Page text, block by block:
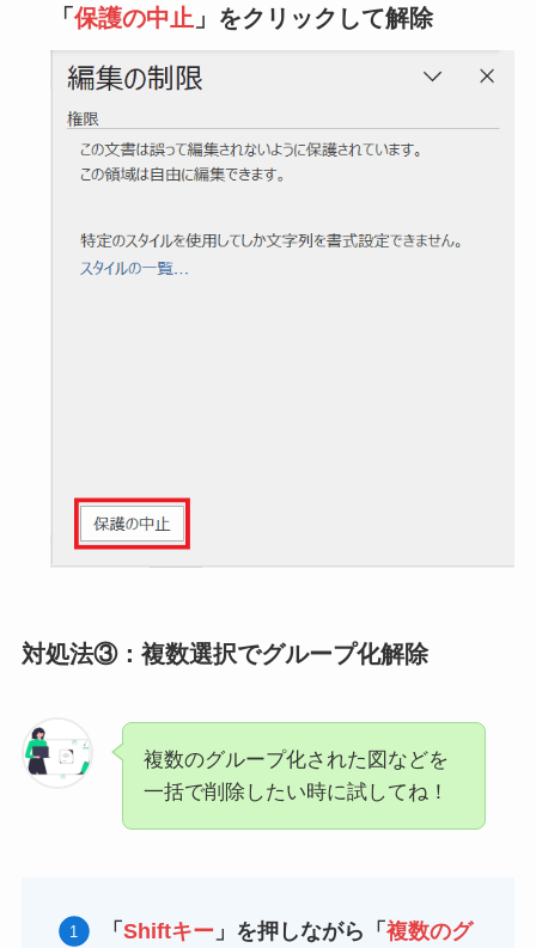
「 保護の中止」をクリックして解除
対処法③： 複数選択でグループ化解除
複数のグループ化された図などを
一括で削除したい時に試してね！
「Shiftキー 」を押しながら「複数のグ